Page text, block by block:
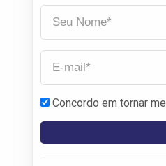
Concordo em tornar